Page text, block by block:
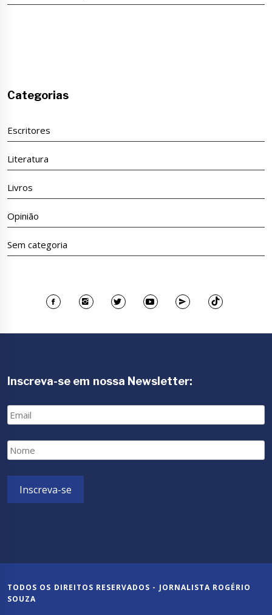
Categorias
Escritores
Literatura
Livros
Opinião
Sem categoria
Inscreva-se em nossa Newsletter:
Email
Nome
Inscreva-se
TODOS OS DIREITOS RESERVADOS - JORNALISTA ROGÉRIO
SOUZA